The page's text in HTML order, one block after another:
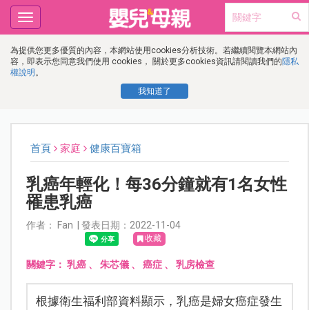
為提供您更多優質的內容，本網站使用cookies分析技術。若繼續閱覽本網站內
容，即表示您同意我們使用 cookies， 關於更多cookies資訊請閱讀我們的隱私
權說明 。
我知道了
Toggle
navigation
首頁 家庭 健康百寶箱
乳癌年輕化！每36分鐘就有1名女性
罹患乳癌
作者： Fan | 發表日期：2022-11-04
收藏
關鍵字： 乳癌、 朱芯儀、 癌症、 乳房檢查
根據衛生福利部資料顯示，乳癌是婦女癌症發生